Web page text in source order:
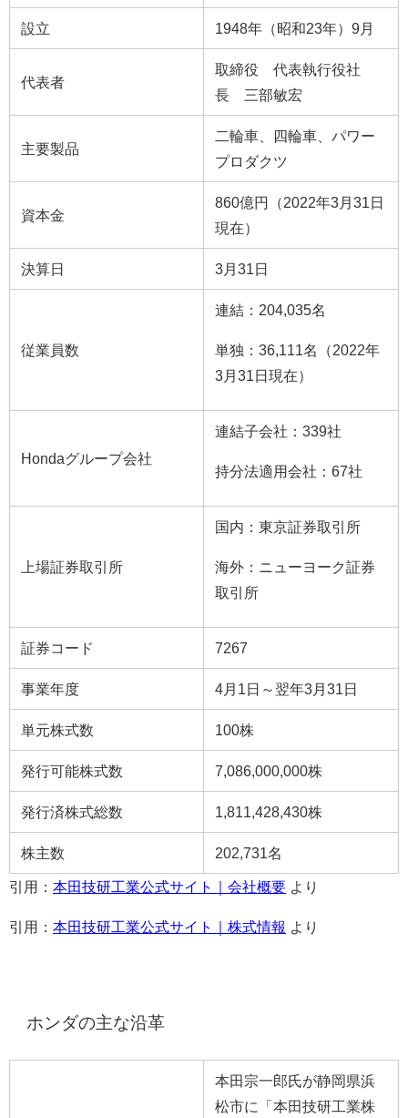
設立 1948年（昭和23年）9月
代表者
取締役 代表執行役社
長 三部敏宏
主要製品
二輪車、四輪車、パワー
プロダクツ
資本金
860億円（2022年3月31日
現在）
決算日 3月31日
従業員数
連結：204,035名
単独：36,111名（2022年
3月31日現在）
Hondaグループ会社
連結子会社：339社
持分法適用会社：67社
上場証券取引所
国内：東京証券取引所
海外：ニューヨーク証券
取引所
証券コード 7267
事業年度 4月1日～翌年3月31日
単元株式数 100株
発行可能株式数 7,086,000,000株
発行済株式総数 1,811,428,430株
株主数 202,731名
引用： 本田技研工業公式サイト｜会社概要 より
引用： 本田技研工業公式サイト｜株式情報 より
ホンダの主な沿革
本田宗一郎氏が静岡県浜
松市に「本田技研工業株